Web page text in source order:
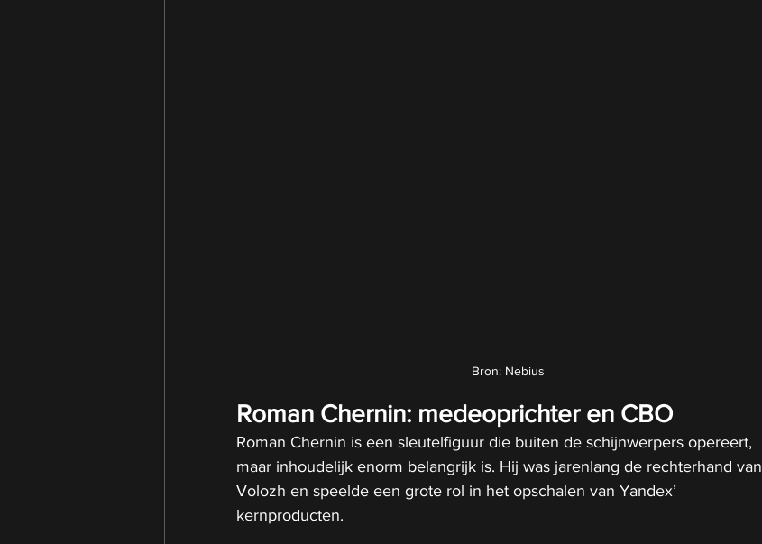
Bron: Nebius
Roman Chernin: medeoprichter en CBO
Roman Chernin is een sleutelfiguur die buiten de schijnwerpers opereert,
maar inhoudelijk enorm belangrijk is. Hij was jarenlang de rechterhand van
Volozh en speelde een grote rol in het opschalen van Yandex’
kernproducten.